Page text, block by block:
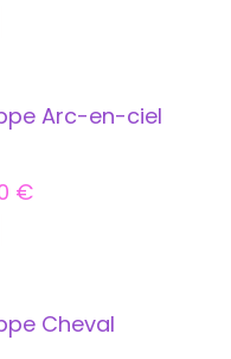
Arc-en-ciel
€
Cheval